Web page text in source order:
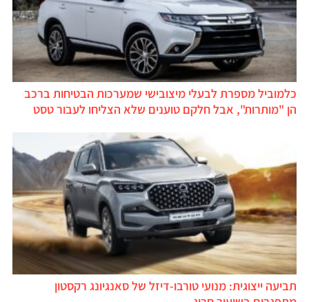
כלמוביל מספרת לבעלי מיצובישי שמערכות הבטיחות ברכב
הן "מותרות", אבל חלקם טוענים שלא הצליחו לעבור טסט
תביעה ייצוגית: מנועי טורבו-דיזל של סאנגיונג רקסטון